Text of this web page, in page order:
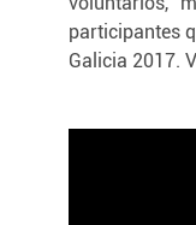
participantes
Galicia 2017.